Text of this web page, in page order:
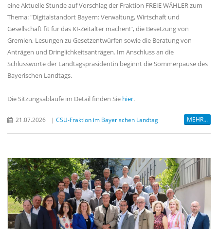
eine Aktuelle Stunde auf Vorschlag der Fraktion FREIE WÄHLER zum
Thema: "Digitalstandort Bayern: Verwaltung, Wirtschaft und
Gesellschaft fit für das KI-Zeitalter machen!", die Besetzung von
Gremien, Lesungen zu Gesetzentwürfen sowie die Beratung von
Anträgen und Dringlichkeitsanträgen. Im Anschluss an die
Schlussworte der Landtagspräsidentin beginnt die Sommerpause des
Bayerischen Landtags.
Die Sitzungsabläufe im Detail finden Sie hier.
21.07.2026 | CSU-Fraktion im Bayerischen Landtag MEHR...